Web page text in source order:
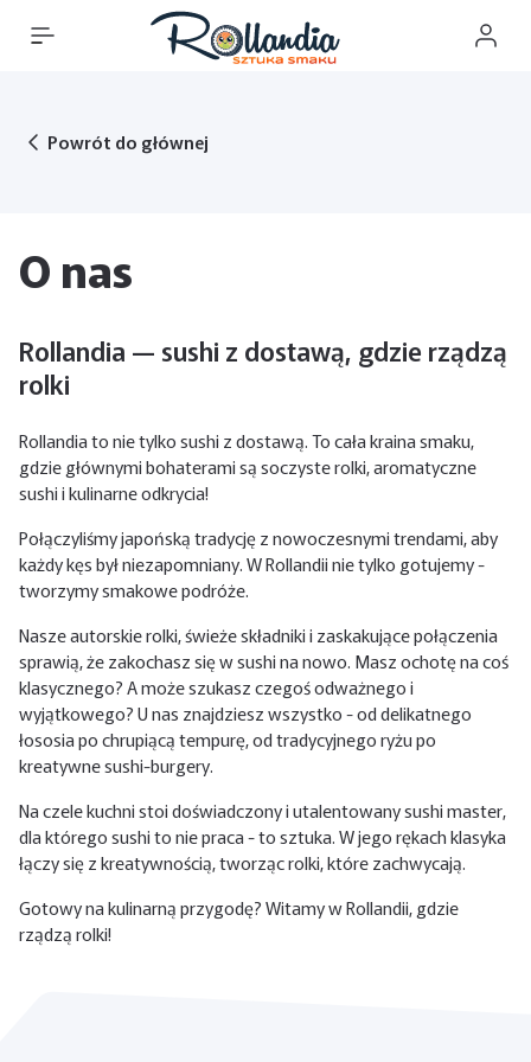
Powrót do głównej
O nas
Rollandia — sushi z dostawą, gdzie rządzą
rolki
Rollandia to nie tylko sushi z dostawą. To cała kraina smaku,
gdzie głównymi bohaterami są soczyste rolki, aromatyczne
sushi i kulinarne odkrycia!
Połączyliśmy japońską tradycję z nowoczesnymi trendami, aby
każdy kęs był niezapomniany. W Rollandii nie tylko gotujemy -
tworzymy smakowe podróże.
Nasze autorskie rolki, świeże składniki i zaskakujące połączenia
sprawią, że zakochasz się w sushi na nowo. Masz ochotę na coś
klasycznego? A może szukasz czegoś odważnego i
wyjątkowego? U nas znajdziesz wszystko - od delikatnego
łososia po chrupiącą tempurę, od tradycyjnego ryżu po
kreatywne sushi-burgery.
Na czele kuchni stoi doświadczony i utalentowany sushi master,
dla którego sushi to nie praca - to sztuka. W jego rękach klasyka
łączy się z kreatywnością, tworząc rolki, które zachwycają.
Gotowy na kulinarną przygodę? Witamy w Rollandii, gdzie
rządzą rolki!